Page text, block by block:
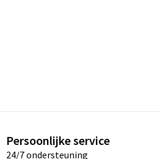
Persoonlijke service
24/7 ondersteuning